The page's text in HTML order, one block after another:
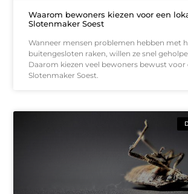
Waarom bewoners kiezen voor een
Slotenmaker Soest
Wanneer mensen problemen hebben met
buitengesloten raken, willen ze snel
Daarom kiezen veel bewoners bewust voor
Slotenmaker Soest.